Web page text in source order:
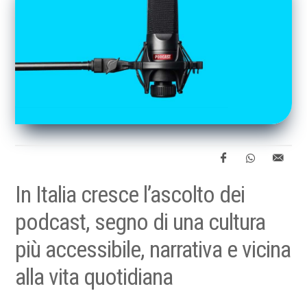
In Italia cresce l’ascolto dei
podcast, segno di una cultura
più accessibile, narrativa e vicina
alla vita quotidiana